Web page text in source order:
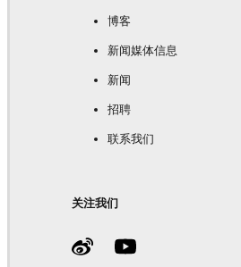
博客
新闻媒体信息
新闻
招聘
联系我们
关注我们